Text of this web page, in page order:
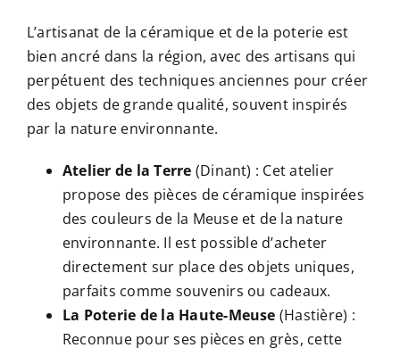
L’artisanat de la céramique et de la poterie est
bien ancré dans la région, avec des artisans qui
perpétuent des techniques anciennes pour créer
des objets de grande qualité, souvent inspirés
par la nature environnante.
Atelier de la Terre (Dinant) : Cet atelier
propose des pièces de céramique inspirées
des couleurs de la Meuse et de la nature
environnante. Il est possible d’acheter
directement sur place des objets uniques,
parfaits comme souvenirs ou cadeaux.
La Poterie de la Haute-Meuse (Hastière) :
Reconnue pour ses pièces en grès, cette